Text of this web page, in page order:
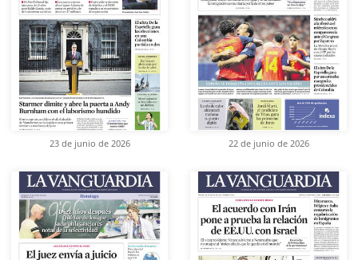
23 de junio de 2026 22 de junio de 2026